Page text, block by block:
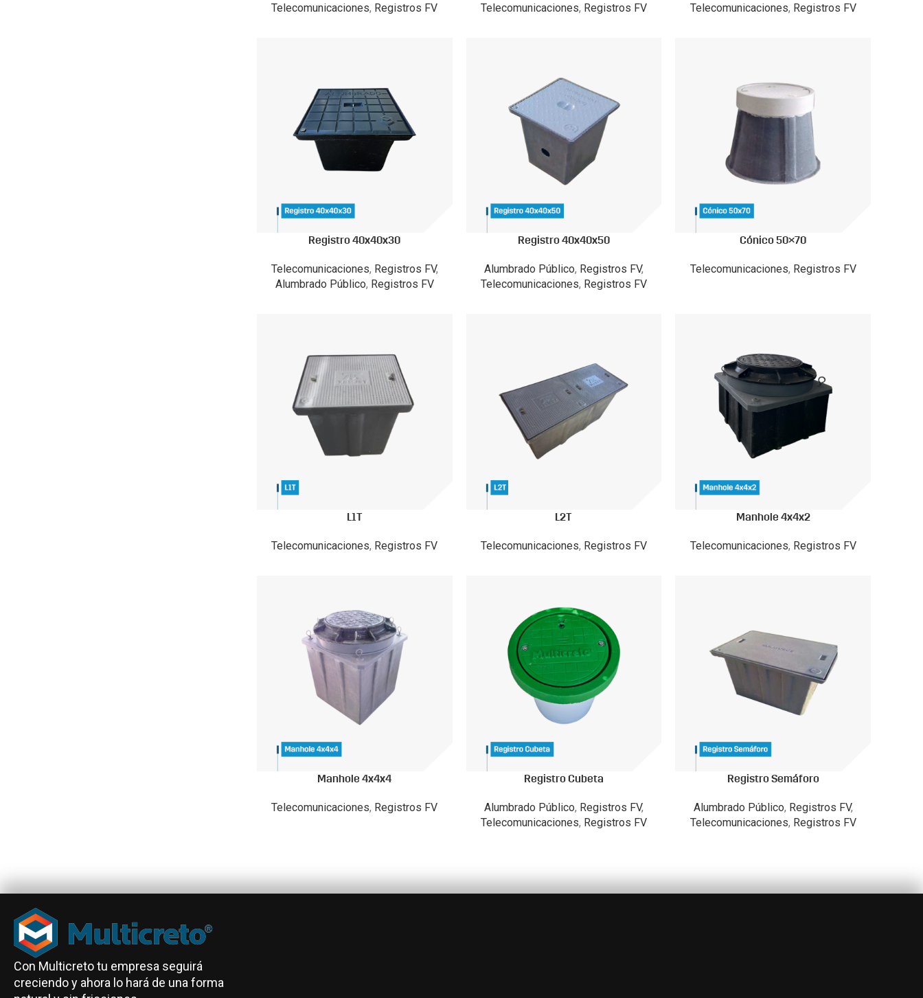
Telecomunicaciones, Registros FV Telecomunicaciones, Registros FV Telecomunicaciones, Registros FV
Registro 40x40x30
Telecomunicaciones, Registros FV,
Alumbrado Público, Registros FV
Registro 40x40x50
Alumbrado Público, Registros FV,
Telecomunicaciones, Registros FV
Cónico 50×70
Telecomunicaciones, Registros FV
L1T
Telecomunicaciones, Registros FV
L2T
Telecomunicaciones, Registros FV
Manhole 4x4x2
Telecomunicaciones, Registros FV
Manhole 4x4x4
Telecomunicaciones, Registros FV
Registro Cubeta
Alumbrado Público, Registros FV,
Telecomunicaciones, Registros FV
Registro Semáforo
Alumbrado Público, Registros FV,
Telecomunicaciones, Registros FV
Con Multicreto tu empresa seguirá
creciendo y ahora lo hará de una forma